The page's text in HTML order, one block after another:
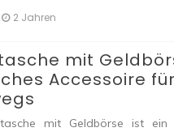
2 Jahren
mit
Accessoire für
mit Geldbörse ist ein